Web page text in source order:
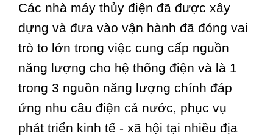
Các nhà máy thủy điện đã được xây
dựng và đưa vào vận hành đã đóng vai
trò to lớn trong việc cung cấp nguồn
năng lượng cho hệ thống điện và là 1
trong 3 nguồn năng lượng chính đáp
ứng nhu cầu điện cả nước, phục vụ
phát triển kinh tế - xã hội tại nhiều địa